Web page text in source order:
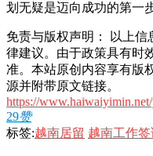
划无疑是迈向成功的第一步
免责与版权声明： 以上
律建议。由于政策具有时
准。本站原创内容享有版
源并附带原文链接。
https://
29赞
标签:越南居留 越南工作签